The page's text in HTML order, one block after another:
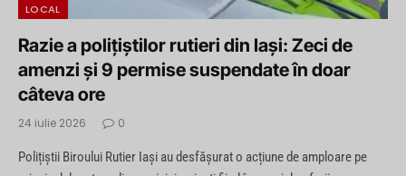
LOCAL
Razie a polițiștilor rutieri din Iași: Zeci de
amenzi și 9 permise suspendate în doar
câteva ore
24 iulie 2026 0
Polițiștii Biroului Rutier Iași au desfășurat o acțiune de amploare pe